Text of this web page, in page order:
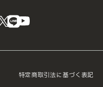
instagram
X LINE
特定商取引法に基づく表記